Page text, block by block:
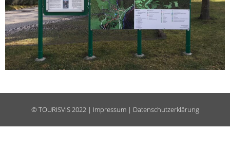
©TOURISVIS2022 | Impressum| Datenschutzerklärung